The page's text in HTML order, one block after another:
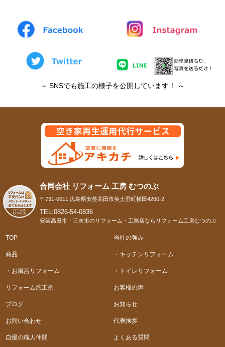
～ SNSでも施工の様子を公開しています！ ～
合同会社 リフォーム 工房 むつのぶ
〒731-0611 広島県安芸高田市美土里町横田4260-2
TEL:0826-54-0836
安芸高田市・三次市のリフォーム・工務店ならリフォーム工房むつのぶ
TOP 当社の強み
商品 ・キッチンリフォーム
・お風呂リフォーム ・トイレリフォーム
リフォーム施工例 お客様の声
ブログ お知らせ
お問い合わせ 代表挨拶
自慢の職人仲間 よくある質問